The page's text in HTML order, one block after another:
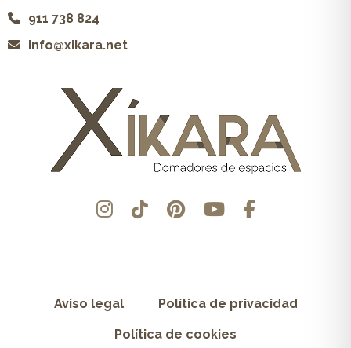
911 738 824
info@xikara.net
Aviso legal Política de privacidad
Política de cookies